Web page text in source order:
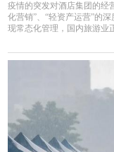
疫情的突发对酒店集团的经
化营销”、“轻资产运营”的
现常态化管理，国内旅游业